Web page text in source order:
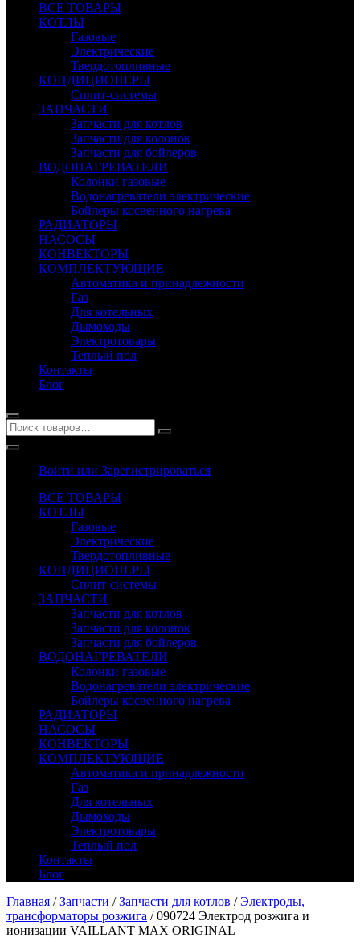
ВСЕ ТОВАРЫ
КОТЛЫ
Газовые
Электрические
Твердотопливные
КОНДИЦИОНЕРЫ
Сплит-системы
ЗАПЧАСТИ
Запчасти для котлов
Запчасти для колонок
Запчасти для бойлеров
ВОДОНАГРЕВАТЕЛИ
Колонки газовые
Водонагреватели электрические
Бойлеры косвенного нагрева
РАДИАТОРЫ
НАСОСЫ
КОНВЕКТОРЫ
КОМПЛЕКТУЮЩИЕ
Автоматика и принадлежности
Газ
Для котельных
Дымоходы
Электротовары
Теплый пол
Контакты
Блог
Войти или Зарегистрироваться
ВСЕ ТОВАРЫ
КОТЛЫ
Газовые
Электрические
Твердотопливные
КОНДИЦИОНЕРЫ
Сплит-системы
ЗАПЧАСТИ
Запчасти для котлов
Запчасти для колонок
Запчасти для бойлеров
ВОДОНАГРЕВАТЕЛИ
Колонки газовые
Водонагреватели электрические
Бойлеры косвенного нагрева
РАДИАТОРЫ
НАСОСЫ
КОНВЕКТОРЫ
КОМПЛЕКТУЮЩИЕ
Автоматика и принадлежности
Газ
Для котельных
Дымоходы
Электротовары
Теплый пол
Контакты
Блог
Главная /Запчасти /Запчасти для котлов /Электроды,
трансформаторы розжига / 090724 Электрод розжига и
ионизации VAILLANT MAX ORIGINAL